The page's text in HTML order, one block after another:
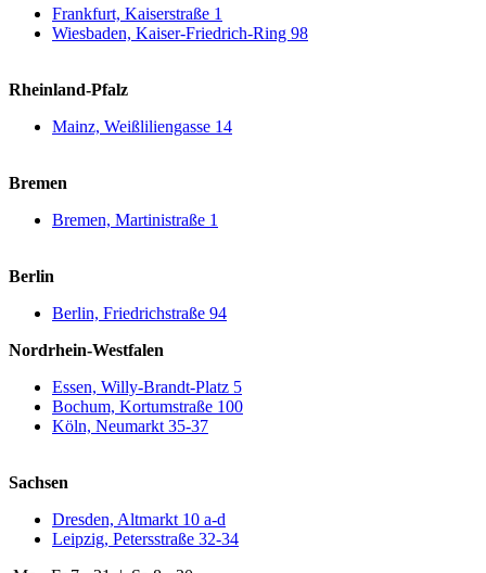
Frankfurt, Kaiserstraße 1
Wiesbaden, Kaiser-Friedrich-Ring 98
Rheinland-Pfalz
Mainz, Weißliliengasse 14
Bremen
Bremen, Martinistraße 1
Berlin
Berlin, Friedrichstraße 94
Nordrhein-Westfalen
Essen, Willy-Brandt-Platz 5
Bochum, Kortumstraße 100
Köln, Neumarkt 35-37
Sachsen
Dresden, Altmarkt 10 a-d
Leipzig, Petersstraße 32-34